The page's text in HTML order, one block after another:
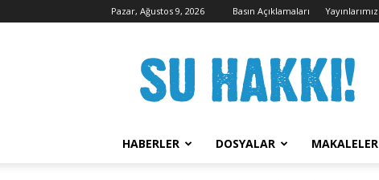
Pazar, Ağustos 9, 2026 Basın Açıklamaları Yayınlarımız
Hakkı
Kampanyası
HABERLER DOSYALAR MAKALELER